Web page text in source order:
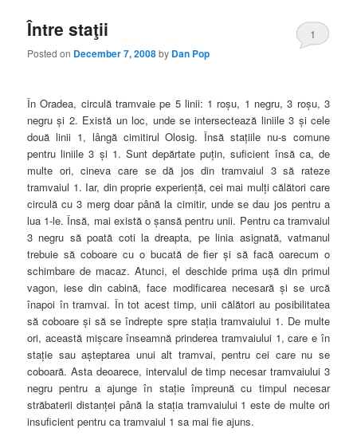
Între staţii
Posted on December 7, 2008by Dan Pop
1
În Oradea, circulă tramvaie pe 5 linii: 1 roşu, 1 negru, 3 roşu, 3
negru şi 2. Există un loc, unde se intersectează liniile 3 şi cele
două linii 1, lângă cimitirul Olosig. Însă staţiile nu-s comune
pentru liniile 3 şi 1. Sunt depărtate puţin, suficient însă ca, de
multe ori, cineva care se dă jos din tramvaiul 3 să rateze
tramvaiul 1. Iar, din proprie experienţă, cei mai mulţi călători care
circulă cu 3 merg doar până la cimitir, unde se dau jos pentru a
lua 1-le. Însă, mai există o şansă pentru unii. Pentru ca tramvaiul
3 negru să poată coti la dreapta, pe linia asignată, vatmanul
trebuie să coboare cu o bucată de fier şi să facă oarecum o
schimbare de macaz. Atunci, el deschide prima uşă din primul
vagon, iese din cabină, face modificarea necesară şi se urcă
înapoi în tramvai. În tot acest timp, unii călători au posibilitatea
să coboare şi să se îndrepte spre staţia tramvaiului 1. De multe
ori, această mişcare înseamnă prinderea tramvaiului 1, care e în
staţie sau aşteptarea unui alt tramvai, pentru cei care nu se
coboară. Asta deoarece, intervalul de timp necesar tramvaiului 3
negru pentru a ajunge în staţie împreună cu timpul necesar
străbaterii distanţei până la staţia tramvaiului 1 este de multe ori
insuficient pentru ca tramvaiul 1 sa mai fie ajuns.